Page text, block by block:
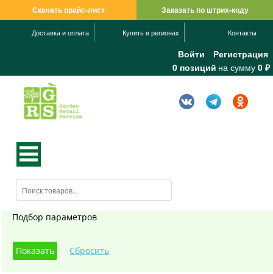
Скачать прайс-лист Заказать по штрих-коду
Доставка и оплата Купить в регионах Контакты
Войти
Регистрация
0 позиций на сумму 0 ₽
Подбор параметров